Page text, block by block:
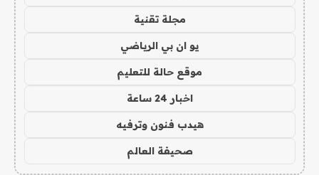
مجلة تقنية
يو ان بي الرياضي
موقع حالة للتعليم
اخبار 24 ساعة
هيدب فنون وترفيه
صحيفة العالم